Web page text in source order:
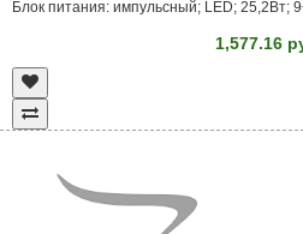
Блок питания: импульсный; LED; 25,2Вт;
1,577.16